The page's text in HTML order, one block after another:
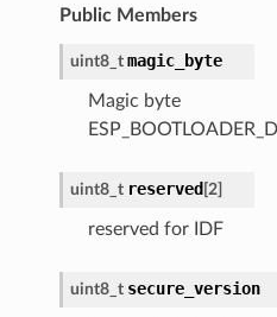
Public Members
uint8_t magic_byte
Magic byte
uint8_t reserved [2]
reserved for IDF
uint8_t secure_version